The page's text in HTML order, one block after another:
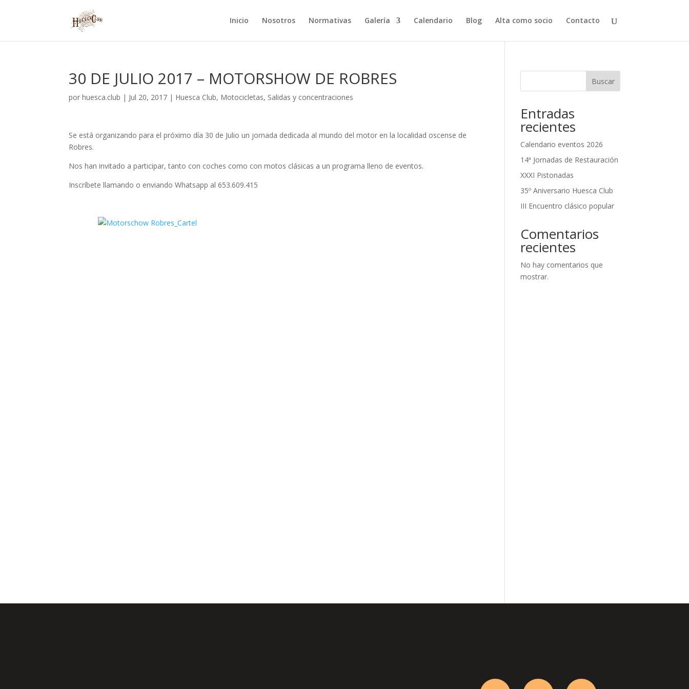
Inicio Nosotros Normativas Galería Calendario Blog Alta como socio Contacto
30 DE JULIO 2017 – MOTORSHOW DE ROBRES
porhuesca.club | Jul 20, 2017 | Huesca Club, Motocicletas, Salidas y concentraciones
Se está organizando para el próximo día 30 de Julio un jornada dedicada al mundo del motor en la localidad oscense de
Robres.
Nos han invitado a participar, tanto con coches como con motos clásicas a un programa lleno de eventos.
Inscríbete llamando o enviando Whatsapp al 653.609.415
Buscar
Entradas
recientes
Calendario eventos 2026
14ª Jornadas de Restauración
XXXI Pistonadas
35º Aniversario Huesca Club
III Encuentro clásico popular
Comentarios
recientes
No hay comentarios que
mostrar.